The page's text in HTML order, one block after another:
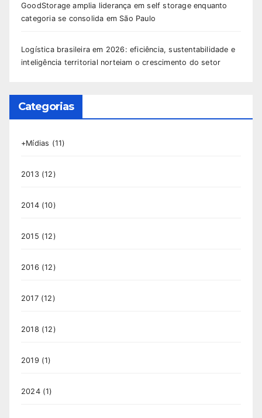
GoodStorage amplia liderança em self storage enquanto
categoria se consolida em São Paulo
Logística brasileira em 2026: eficiência, sustentabilidade e
inteligência territorial norteiam o crescimento do setor
Categorias
+Mídias (11)
2013(12)
2014(10)
2015 (12)
2016 (12)
2017(12)
2018 (12)
2019 (1)
2024(1)